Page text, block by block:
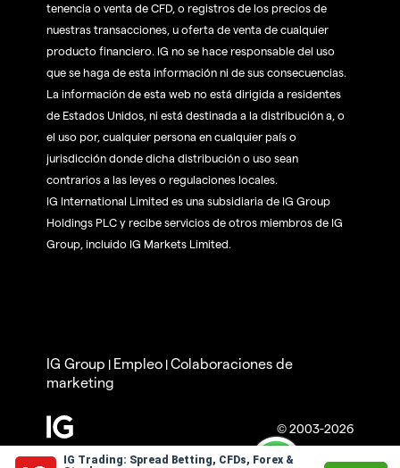
IG Trading: Spread Betting, CFDs, Forex &
tenencia o venta de CFD, o registros de los precios de
nuestras transacciones, u oferta de venta de cualquier
producto financiero. IG no se hace responsable del uso
que se haga de esta información ni de sus consecuencias.
La información de esta web no está dirigida a residentes
de Estados Unidos, ni está destinada a la distribución a, o
el uso por, cualquier persona en cualquier país o
jurisdicción donde dicha distribución o uso sean
contrarios a las leyes o regulaciones locales.
IG International Limited es una subsidiaria de IG Group
Holdings PLC y recibe servicios de otros miembros de IG
Group, incluido IG Markets Limited.
© 2003-2026
IG Group | Empleo |Colaboraciones de
marketing